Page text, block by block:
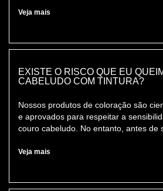
Veja mais
EXISTE O RISCO QUE EU
CABELUDO COM TINTURA?
Nossos produtos de coloração são
e aprovados para respeitar a
couro cabeludo. No entanto, antes de
Veja mais